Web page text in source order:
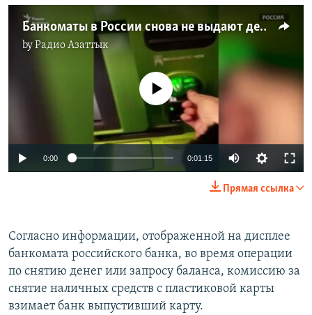
Банкоматы в России снова не выдают деньги по туркменским банковским картам
byРадио Азаттык
No media source currently available
0:00 0:01:15
Прямая ссылка
Согласно информации, отображенной на дисплее
банкомата российского банка, во время операции
по снятию денег или запросу баланса, комиссию за
снятие наличных средств с пластиковой карты
взимает банк выпустивший карту.